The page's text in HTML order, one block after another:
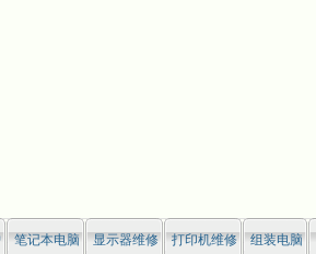
笔记本电脑 显示器维修 打印机维修 组装电脑